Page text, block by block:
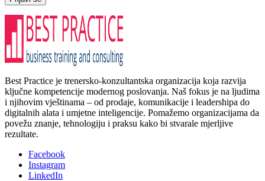
Best Practice je trenersko-konzultantska organizacija koja razvija
ključne kompetencije modernog poslovanja. Naš fokus je na ljudima
i njihovim vještinama – od prodaje, komunikacije i leadershipa do
digitalnih alata i umjetne inteligencije. Pomažemo organizacijama da
povežu znanje, tehnologiju i praksu kako bi stvarale mjerljive
rezultate.
Facebook
Instagram
LinkedIn